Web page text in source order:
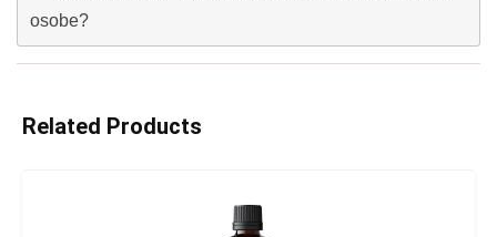
osobe?
Related Products